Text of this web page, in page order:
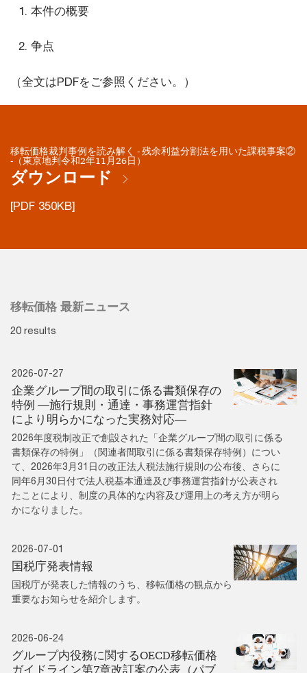
本件の概要
争点
（全文はPDFをご参照ください。）
移転価格裁判事例を読み解く - 残余利益分割法を用いた課税事案②
-（東京地判令和2年11月26日）
ダウンロード
[PDF 350KB]
移転価格 最新ニュース
20 results
2026-07-27
企業グループ間の取引に係る書類保存の
特例 ―施行規則・通達・事務運営指針
により明らかになった実務対応―
2026年度税制改正で創設された「企業グループ間の取引に係る
書類保存の特例」（関連者間取引に係る書類保存特例）につい
て、2026年3月31日の改正法人税法施行規則の公布後、さらに
同年6月30日付で法人税基本通達及び事務運営指針が公表され
たことにより、制度の具体的な内容及び運用上の考え方が明ら
かになりました。
2026-07-01
国税庁発表情報
国税庁が発表した情報のうち、移転価格の観点から
重要なお知らせを紹介します。
2026-06-24
グループ内役務に関するOECD移転価格
ガイドライン第7章改訂案の公表（パブ